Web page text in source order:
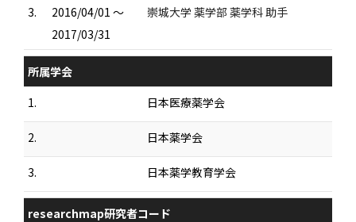
3.
2016/04/01 ～
2017/03/31
崇城大学 薬学部 薬学科 助手
所属学会
1.
日本医療薬学会
2. 日本薬学会
3. 日本薬学教育学会
researchmap研究者コード